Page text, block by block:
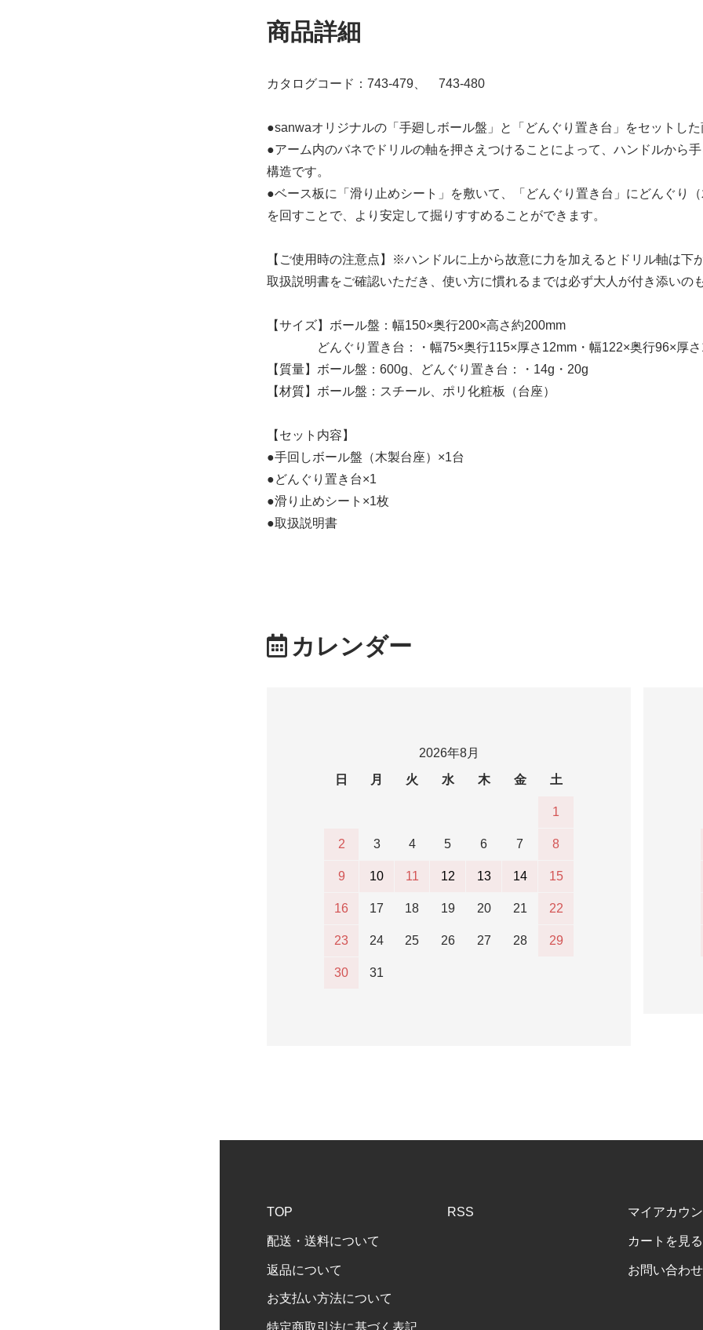
商品詳細
カタログコード：743-479、 743-480
●sanwaオリジナルの「手廻しボール盤」と「どんぐり置き台」をセットし
●アーム内のバネでドリルの軸を押さえつけることによって、ハンドルから
構造です。
●ベース板に「滑り止めシート」を敷いて、「どんぐり置き台」にどんぐり
を回すことで、より安定して掘りすすめることができます。
【ご使用時の注意点】※ハンドルに上から故意に力を加えるとドリル軸は
取扱説明書をご確認いただき、使い方に慣れるまでは必ず大人が付き添いの
【サイズ】ボール盤：幅150×奥行200×高さ約200mm
どんぐり置き台：・幅75×奥行115×厚さ12mm・幅122×奥行96×厚さ
【質量】ボール盤：600g、どんぐり置き台：・14g・20g
【材質】ボール盤：スチール、ポリ化粧板（台座）
【セット内容】
●手回しボール盤（木製台座）×1台
●どんぐり置き台×1
●滑り止めシート×1枚
●取扱説明書
どんぐり
8,250円(税込)
8,250円(税込)
カレンダー
2026年8月
日
月 火 水 木 金 土
1
2 3 4 5 6 7 8
9 10 11 12 13 14 15
16 17 18 19 20 21 22
23 24 25 26 27 28 29
30 31
TOP
配送・送料について
返品について
お支払い方法について
特定商取引法に基づく表記
RSS マイアカウ
カートを見る
お問い合わせ